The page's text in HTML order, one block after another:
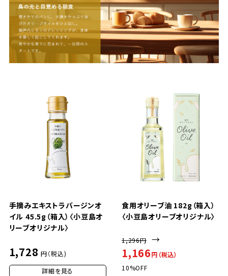
手摘みエキストラバージンオ
イル 45.5g（箱入）〈小豆島オ
リーブオリジナル〉
1,728 円（税込)
詳細を見る
食用オリーブ油 182g（箱入）
〈小豆島オリーブオリジナル〉
1,296円 →
1,166円（税込）
10%OFF